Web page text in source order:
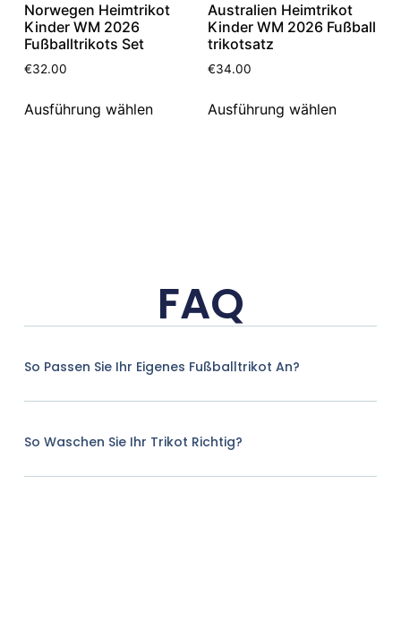
Norwegen Heimtrikot
Kinder WM 2026
Fußballtrikots Set
€32.00
Ausführung wählen
Australien Heimtrikot
Kinder WM 2026 Fußball
trikotsatz
€34.00
Ausführung wählen
FAQ
So Passen Sie Ihr Eigenes Fußballtrikot An?
So Waschen Sie Ihr Trikot Richtig?